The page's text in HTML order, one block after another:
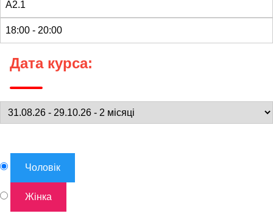
Дата курса:
Чоловік
Жінка